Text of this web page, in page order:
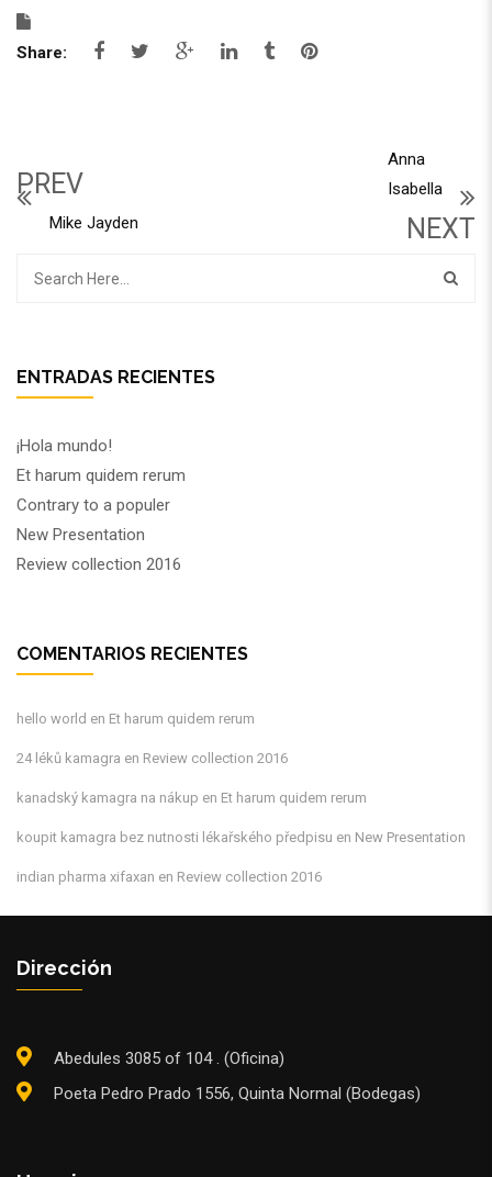
Share:
PREV
Mike Jayden
Anna
Isabella
NEXT
ENTRADAS RECIENTES
¡Hola mundo!
Et harum quidem rerum
Contrary to a populer
New Presentation
Review collection 2016
COMENTARIOS RECIENTES
hello world en Et harum quidem rerum
24 léků kamagra en Review collection 2016
kanadský kamagra na nákup en Et harum quidem rerum
koupit kamagra bez nutnosti lékařského předpisu en New Presentation
indian pharma xifaxan en Review collection 2016
Dirección
Abedules 3085 of 104 . (Oficina)
Poeta Pedro Prado 1556, Quinta Normal (Bodegas)